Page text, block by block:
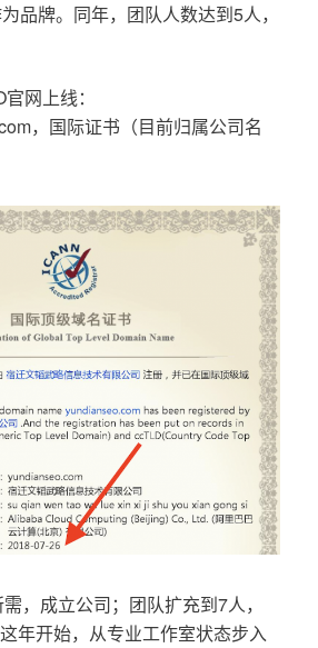
品牌。同年，团队人数达到5人，
网上线：
，国际证书（目前归属公司名
，成立公司；团队扩充到7人，
年开始，从专业工作室状态步入